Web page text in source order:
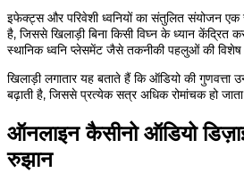
इफेक्ट्स और परिवेशी ध्वनियों का संतुलित संयोजन
है, जिससे खिलाड़ी बिना किसी विघ्न के ध्यान केंद्रित
स्थानिक ध्वनि प्लेसमेंट जैसे तकनीकी पहलुओं की विशेष
खिलाड़ी लगातार यह बताते हैं कि ऑडियो की गुणवत्ता
बढ़ाती है, जिससे प्रत्येक सत्र अधिक रोमांचक हो
ऑनलाइन कैसीनो ऑडियो
रुझान